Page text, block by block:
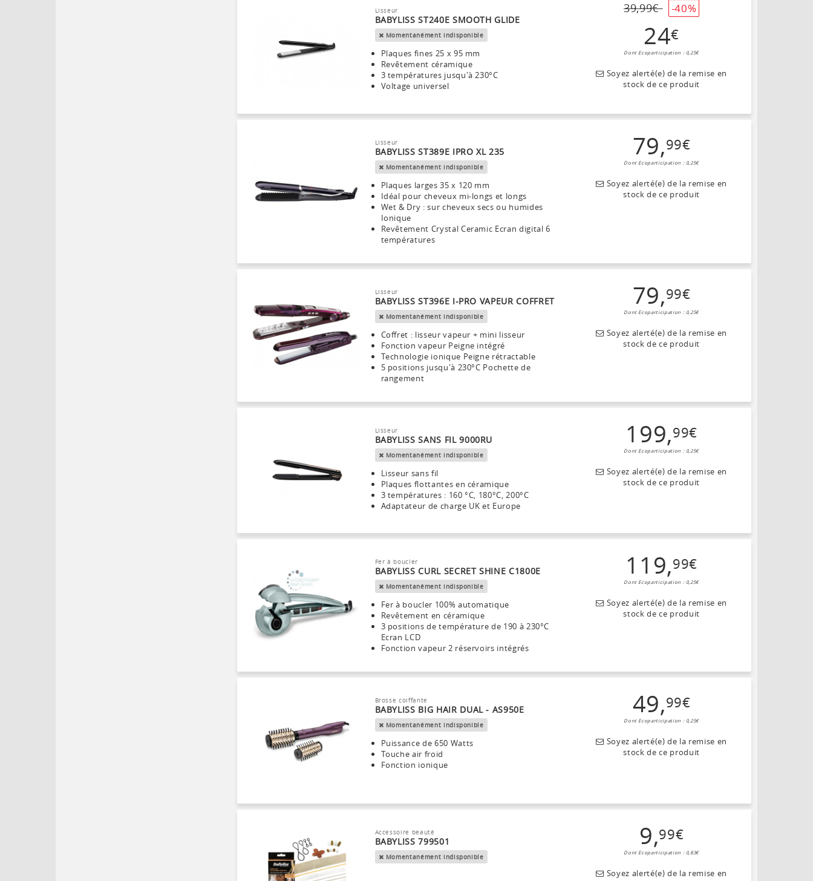
Lisseur
BABYLISS ST240E SMOOTH GLIDE
Momentanément indisponible
Plaques fines 25 x 95 mm
Revêtement céramique
3 températures jusqu'à 230°C
Voltage universel
39,99€ -40%
24€
Dont Ecoparticipation : 0,25€
Soyez alerté(e) de la remise en
stock de ce produit
Lisseur
BABYLISS ST389E IPRO XL 235
Momentanément indisponible
Plaques larges 35 x 120 mm
Idéal pour cheveux mi-longs et longs
Wet & Dry : sur cheveux secs ou humides
Ionique
Revêtement Crystal Ceramic Ecran digital 6
températures
79,99€
Dont Ecoparticipation : 0,25€
Soyez alerté(e) de la remise en
stock de ce produit
Lisseur
BABYLISS ST396E I-PRO VAPEUR COFFRET
Momentanément indisponible
Coffret : lisseur vapeur + mini lisseur
Fonction vapeur Peigne intégré
Technologie ionique Peigne rétractable
5 positions jusqu'à 230°C Pochette de
rangement
79,99€
Dont Ecoparticipation : 0,25€
Soyez alerté(e) de la remise en
stock de ce produit
Lisseur
BABYLISS SANS FIL 9000RU
Momentanément indisponible
Lisseur sans fil
Plaques flottantes en céramique
3 températures : 160 °C, 180°C, 200°C
Adaptateur de charge UK et Europe
199,99€
Dont Ecoparticipation : 0,25€
Soyez alerté(e) de la remise en
stock de ce produit
Fer à boucler
BABYLISS CURL SECRET SHINE C1800E
Momentanément indisponible
Fer à boucler 100% automatique
Revêtement en céramique
3 positions de température de 190 à 230°C
Ecran LCD
Fonction vapeur 2 réservoirs intégrés
119,99€
Dont Ecoparticipation : 0,25€
Soyez alerté(e) de la remise en
stock de ce produit
Brosse coiffante
BABYLISS BIG HAIR DUAL - AS950E
Momentanément indisponible
Puissance de 650 Watts
Touche air froid
Fonction ionique
49,99€
Dont Ecoparticipation : 0,25€
Soyez alerté(e) de la remise en
stock de ce produit
Accessoire beauté
BABYLISS 799501
Momentanément indisponible
9,99€
Dont Ecoparticipation : 0,83€
Soyez alerté(e) de la remise en